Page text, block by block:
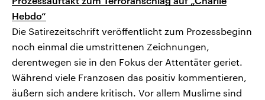
Hebdo“
Die Satirezeitschrift veröffentlicht zum Prozessbeginn
noch einmal die umstrittenen Zeichnungen,
derentwegen sie in den Fokus der Attentäter geriet.
Während viele Franzosen das positiv kommentieren,
äußern sich andere kritisch. Vor allem Muslime sind